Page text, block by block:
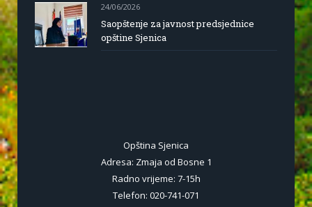
24/06/2026
Saopštenje za javnost predsjednice
opštine Sjenica
Opština Sjenica
Adresa: Zmaja od Bosne 1
Radno vrijeme: 7-15h
Telefon: 020-741-071